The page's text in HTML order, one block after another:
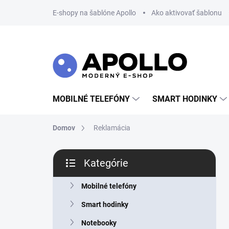
E-shopy na šablóne Apollo Ako aktivovať šablonu
MOBILNÉ TELEFÓNY SMART HODINKY
Domov Reklamácia
B
č
kategórie
Kategórie
Mobilné telefóny
Smart hodinky
Notebooky